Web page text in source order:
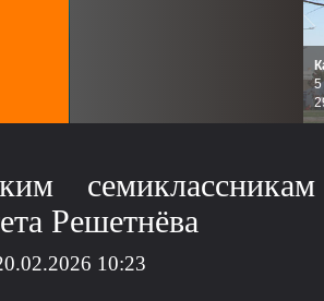
5
Решетнёва
10:23